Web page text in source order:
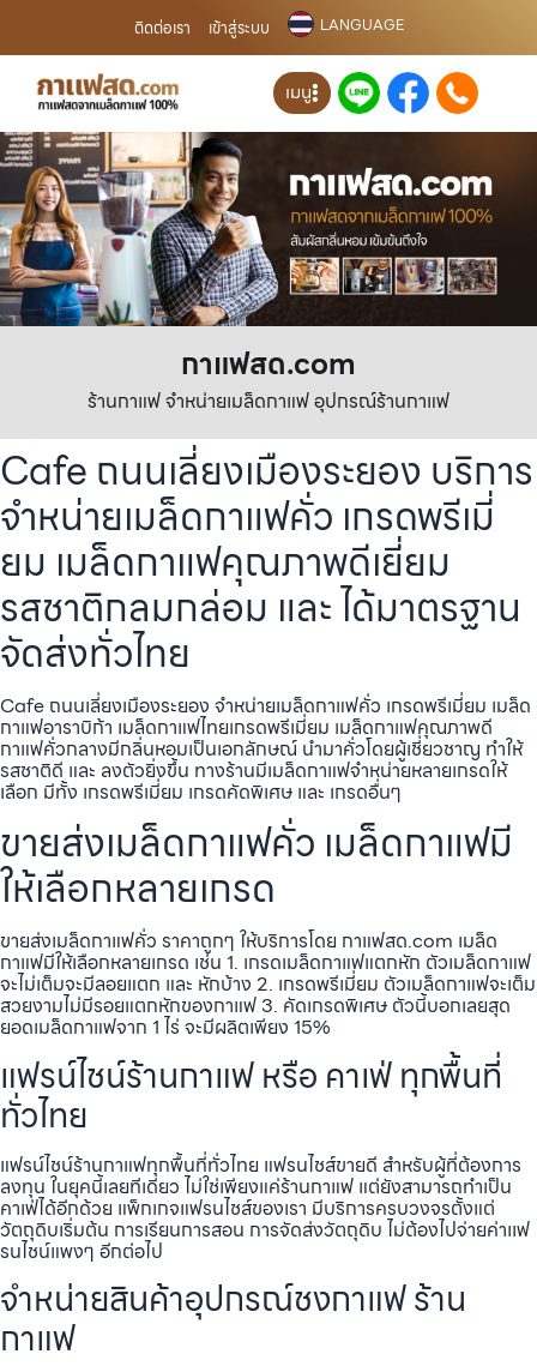
ติดต่อเรา เข้าสู่ระบบ LANGUAGE
เมนู
กาแฟสด.com
ร้านกาแฟ จำหน่ายเมล็ดกาแฟ อุปกรณ์ร้านกาแฟ
Cafe ถนนเลี่ยงเมืองระยอง บริการ
จำหน่ายเมล็ดกาแฟคั่ว เกรดพรีเมี่
ยม เมล็ดกาแฟคุณภาพดีเยี่ยม
รสชาติกลมกล่อม และ ได้มาตรฐาน
จัดส่งทั่วไทย
Cafe ถนนเลี่ยงเมืองระยอง จำหน่ายเมล็ดกาแฟคั่ว เกรดพรีเมี่ยม เมล็ด
กาแฟอาราบิก้า เมล็ดกาแฟไทยเกรดพรีเมี่ยม เมล็ดกาแฟคุณภาพดี
กาแฟคั่วกลางมีกลิ่นหอมเป็นเอกลักษณ์ นำมาคั่วโดยผู้เชี่ยวชาญ ทำให้
รสชาติดี และ ลงตัวยิ่งขึ้น ทางร้านมีเมล็ดกาแฟจำหน่ายหลายเกรดให้
เลือก มีทั้ง เกรดพรีเมี่ยม เกรดคัดพิเศษ และ เกรดอื่นๆ
ขายส่งเมล็ดกาแฟคั่ว เมล็ดกาแฟมี
ให้เลือกหลายเกรด
ขายส่งเมล็ดกาแฟคั่ว ราคาถูกๆ ให้บริการโดย กาแฟสด.com เมล็ด
กาแฟมีให้เลือกหลายเกรด เช่น 1. เกรดเมล็ดกาแฟแตกหัก ตัวเมล็ดกาแฟ
จะไม่เต็มจะมีลอยแตก และ หักบ้าง 2. เกรดพรีเมี่ยม ตัวเมล็ดกาแฟจะเต็ม
สวยงามไม่มีรอยแตกหักของกาแฟ 3. คัดเกรดพิเศษ ตัวนี้บอกเลยสุด
ยอดเมล็ดกาแฟจาก 1 ไร่ จะมีผลิตเพียง 15%
แฟรน์ไชน์ร้านกาแฟ หรือ คาเฟ่ ทุกพื้นที่
ทั่วไทย
แฟรน์ไชน์ร้านกาแฟทุกพื้นที่ทั่วไทย แฟรนไชส์ขายดี สำหรับผู้ที่ต้องการ
ลงทุน ในยุคนี้เลยทีเดียว ไม่ใช่เพียงแค่ร้านกาแฟ แต่ยังสามารถทำเป็น
คาเฟ่ได้อีกด้วย แพ็กเกจแฟรนไชส์ของเรา มีบริการครบวงจรตั้งแต่
วัตถุดิบเริ่มต้น การเรียนการสอน การจัดส่งวัตถุดิบ ไม่ต้องไปจ่ายค่าเเฟ
รนไชน์แพงๆ อีกต่อไป
จำหน่ายสินค้าอุปกรณ์ชงกาแฟ ร้าน
กาแฟ